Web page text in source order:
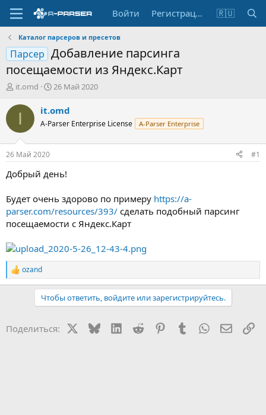
Войти Регистрация 🇷🇺
Каталог парсеров и пресетов
Парсер Добавление парсинга
посещаемости из Яндекс.Карт
А
т
т
е
м
ы
it.omd
Д
т
н
а
л
26 Май 2020
I it.omd
A-Parser Enterprise License A-Parser Enterprise
26 Май 2020 #1
Добрый день!
Будет очень здорово по примеру https://a-
parser.com/resources/393/ сделать подобный парсинг
посещаемости с Яндекс.Карт
Р
е
и
ozand
Чтобы ответить, войдите или зарегистрируйтесь.
Поделиться: BlueskyLinkedIn
Reddit PinterestTumblr WhatsApp